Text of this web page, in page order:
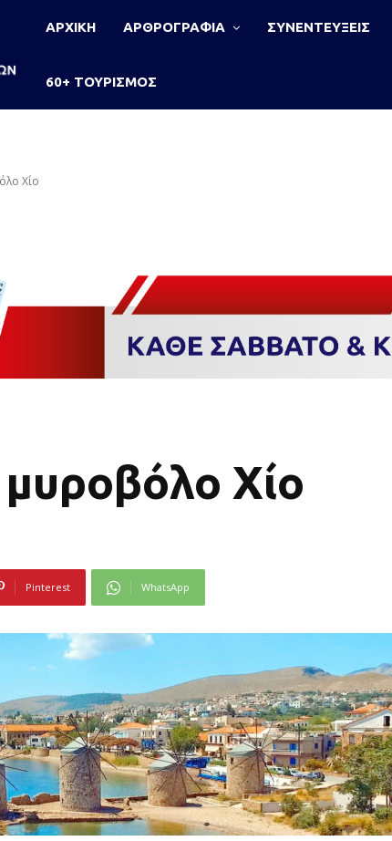
ΑΡΧΙΚΗ ΑΡΘΡΟΓΡΑΦΙΑ ΣΥΝΕΝΤΕΥΞΕΙΣ
60+ ΤΟΥΡΙΣΜΟΣ
Χίο
Χίο
Pinterest WhatsApp